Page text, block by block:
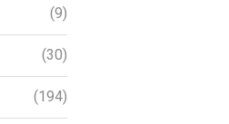
(9)
(30)
(194)